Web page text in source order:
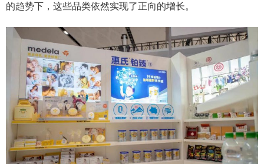
的趋势下，这些品类依然实现了正向的增长。